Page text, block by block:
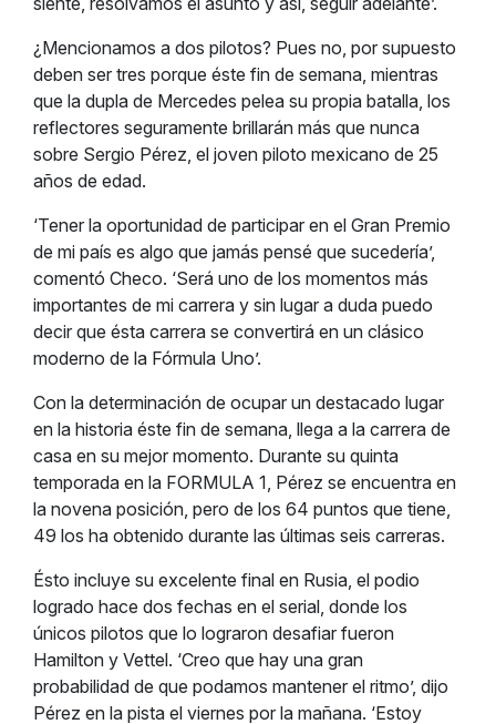
¿Mencionamos a dos pilotos? Pues no, por supuesto
deben ser tres porque éste fin de semana, mientras
que la dupla de Mercedes pelea su propia batalla, los
reflectores seguramente brillarán más que nunca
sobre Sergio Pérez, el joven piloto mexicano de 25
años de edad.
‘Tener la oportunidad de participar en el Gran Premio
de mi país es algo que jamás pensé que sucedería’,
comentó Checo. ‘Será uno de los momentos más
importantes de mi carrera y sin lugar a duda puedo
decir que ésta carrera se convertirá en un clásico
moderno de la Fórmula Uno’.
Con la determinación de ocupar un destacado lugar
en la historia éste fin de semana, llega a la carrera de
casa en su mejor momento. Durante su quinta
temporada en la FORMULA 1, Pérez se encuentra en
la novena posición, pero de los 64 puntos que tiene,
49 los ha obtenido durante las últimas seis carreras.
Ésto incluye su excelente final en Rusia, el podio
logrado hace dos fechas en el serial, donde los
únicos pilotos que lo lograron desafiar fueron
Hamilton y Vettel. ‘Creo que hay una gran
probabilidad de que podamos mantener el ritmo’, dijo
Pérez en la pista el viernes por la mañana. ‘Estoy